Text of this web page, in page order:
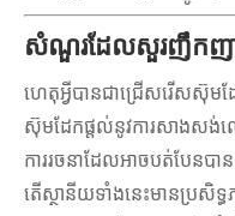
សំណួរដែលសួរញឹកញ
ហេតុអ្វីបានជាជ្រើសរើសស៊ុ
ស៊ុមដែកផ្តល់នូវការសាងសង់
ការរចនាដែលអាចបត់បែនប
តើ​ស្ថានីយ​ទាំងនេះ​មាន​ប្រសិទ្ធ